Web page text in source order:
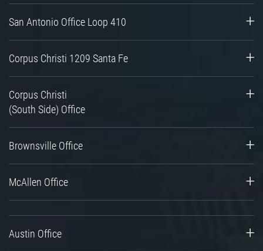
San Antonio Office Loop 410
Corpus Christi 1209 Santa Fe
Corpus Christi
(South Side) Office
Brownsville Office
McAllen Office
Austin Office